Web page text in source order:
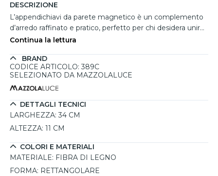
DESCRIZIONE
L’appendichiavi da parete magnetico è un complemento
d’arredo raffinato e pratico, perfetto per chi desidera unire
estetica e funzionalità. Realizzato artigianalmente in Italia,
vernici all’acqua atossiche, garantendo sicurezza e
resistenza nel tempo. Grazie ai cinque ganci calamitati,
mantenendole sempre in ordine e a portata di mano. Il
sistema di fissaggio con calamite consente di rimuoverlo
facilmente, ideale in caso di lavori di pittura sulla parete.
Disponibile in dieci colori accattivanti, si adatta
eleganza e modernità. La qualità 100% Made in Italy e
l’attenzione ai dettagli rendono questo appendichiavi una
scelta affidabile e di grande valore estetico.
Continua la lettura
BRAND
CODICE ARTICOLO: 389C
SELEZIONATO DA MAZZOLALUCE
DETTAGLI TECNICI
LARGHEZZA: 34 CM
ALTEZZA: 11 CM
COLORI E MATERIALI
MATERIALE: FIBRA DI LEGNO
FORMA: RETTANGOLARE